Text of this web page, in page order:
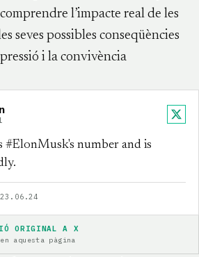
l’impacte real de les
seves possibles conseqüències
i la convivència
X
#ElonMusk's number and is
23.06.24
ORIGINAL A X
aquesta pàgina